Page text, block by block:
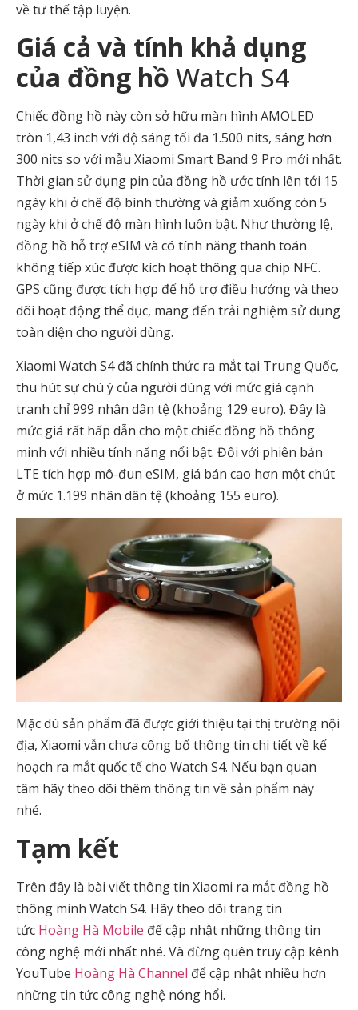
về tư thế tập luyện.
Giá cả và tính khả dụng
của đồng hồ Watch S4
Chiếc đồng hồ này còn sở hữu màn hình AMOLED
tròn 1,43 inch với độ sáng tối đa 1.500 nits, sáng hơn
300 nits so với mẫu Xiaomi Smart Band 9 Pro mới nhất.
Thời gian sử dụng pin của đồng hồ ước tính lên tới 15
ngày khi ở chế độ bình thường và giảm xuống còn 5
ngày khi ở chế độ màn hình luôn bật. Như thường lệ,
đồng hồ hỗ trợ eSIM và có tính năng thanh toán
không tiếp xúc được kích hoạt thông qua chip NFC.
GPS cũng được tích hợp để hỗ trợ điều hướng và theo
dõi hoạt động thể dục, mang đến trải nghiệm sử dụng
toàn diện cho người dùng.
Xiaomi Watch S4 đã chính thức ra mắt tại Trung Quốc,
thu hút sự chú ý của người dùng với mức giá cạnh
tranh chỉ 999 nhân dân tệ (khoảng 129 euro). Đây là
mức giá rất hấp dẫn cho một chiếc đồng hồ thông
minh với nhiều tính năng nổi bật. Đối với phiên bản
LTE tích hợp mô-đun eSIM, giá bán cao hơn một chút
ở mức 1.199 nhân dân tệ (khoảng 155 euro).
Mặc dù sản phẩm đã được giới thiệu tại thị trường nội
địa, Xiaomi vẫn chưa công bố thông tin chi tiết về kế
hoạch ra mắt quốc tế cho Watch S4. Nếu bạn quan
tâm hãy theo dõi thêm thông tin về sản phẩm này
nhé.
Tạm kết
Trên đây là bài viết thông tin Xiaomi ra mắt đồng hồ
thông minh Watch S4. Hãy theo dõi trang tin
tức Hoàng Hà Mobile để cập nhật những thông tin
công nghệ mới nhất nhé. Và đừng quên truy cập kênh
YouTube Hoàng Hà Channel để cập nhật nhiều hơn
những tin tức công nghệ nóng hổi.